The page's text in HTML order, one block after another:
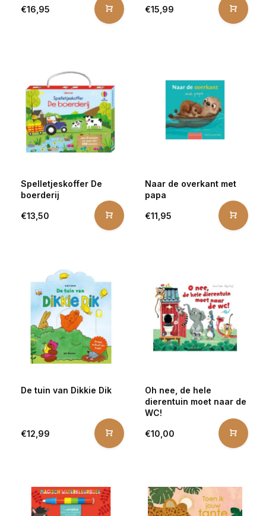
€16,95 €15,99
Spelletjeskoffer De
boerderij
€13,50
Naar de overkant met
papa
€11,95
De tuin van Dikkie Dik
€12,99
Oh nee, de hele
dierentuin moet naar de
WC!
€10,00